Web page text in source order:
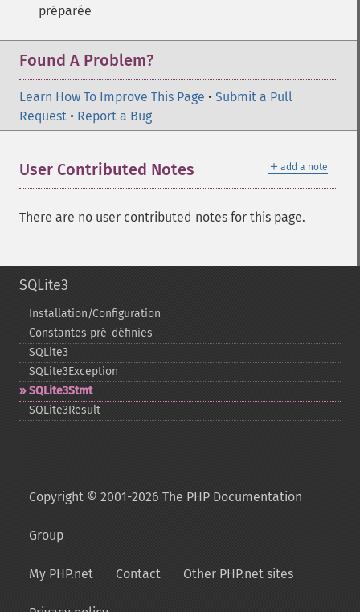
préparée
Found A Problem?
Learn How To Improve This Page • Submit a Pull
Request • Report a Bug
＋ add a note
User Contributed Notes
There are no user contributed notes for this page.
SQLite3
Installation/Configuration
Constantes pré-​définies
SQLite3
SQLite3Exception
SQLite3Stmt
SQLite3Result
Copyright © 2001-2026 The PHP Documentation
Group
My PHP.net Contact Other PHP.net sites